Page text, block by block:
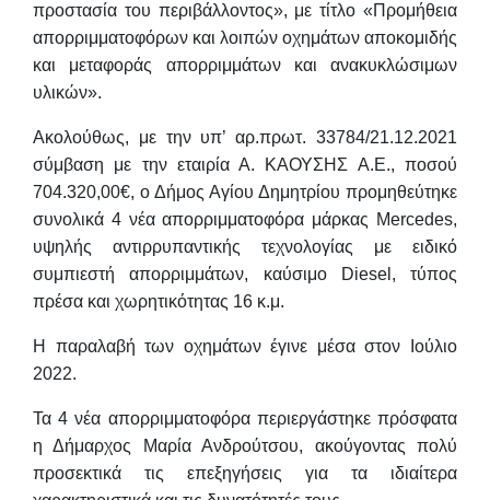
προστασία του περιβάλλοντος», με τίτλο «Προμήθεια
απορριμματοφόρων και λοιπών οχημάτων αποκομιδής
και μεταφοράς απορριμμάτων και ανακυκλώσιμων
υλικών».
Ακολούθως, με την υπ’ αρ.πρωτ. 33784/21.12.2021
σύμβαση με την εταιρία Α. ΚΑΟΥΣΗΣ Α.Ε., ποσού
704.320,00€, ο Δήμος Αγίου Δημητρίου προμηθεύτηκε
συνολικά 4 νέα απορριμματοφόρα μάρκας Mercedes,
υψηλής αντιρρυπαντικής τεχνολογίας με ειδικό
συμπιεστή απορριμμάτων, καύσιμο Diesel, τύπος
πρέσα και χωρητικότητας 16 κ.μ.
Η παραλαβή των οχημάτων έγινε μέσα στον Ιούλιο
2022.
Τα 4 νέα απορριμματοφόρα περιεργάστηκε πρόσφατα
η Δήμαρχος
Μαρία Ανδρούτσου, ακούγοντας πολύ
προσεκτικά τις επεξηγήσεις για τα ιδιαίτερα